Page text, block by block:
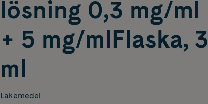
lösning 0,3 mg/ml
+ 5 mg/mlFlaska, 3
ml
Läkemedel